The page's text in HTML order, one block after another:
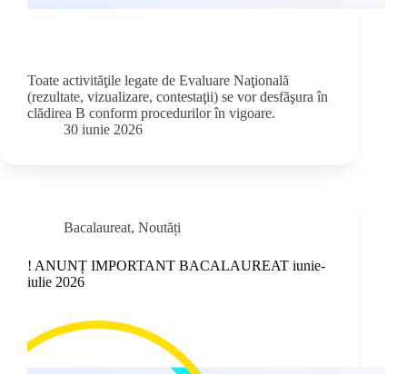
Toate activităţile legate de Evaluare Naţională
(rezultate, vizualizare, contestaţii) se vor desfăşura în
clădirea B conform procedurilor în vigoare.
30 iunie 2026
Bacalaureat, Noutăți
! ANUNȚ IMPORTANT BACALAUREAT iunie-
iulie 2026